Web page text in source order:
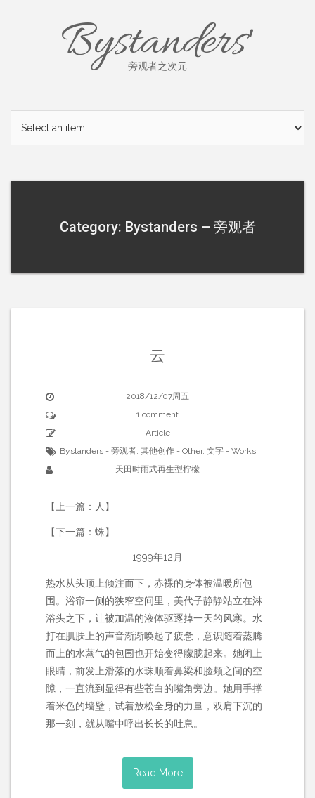
Bystanders'
旁观者之次元
Category: Bystanders – 旁观者
云
2018/12/07周五
1 comment
Article
Bystanders - 旁观者, 其他创作 - Other, 文字 - Works
天田时雨式再生型柠檬
【上一篇：人】
【下一篇：蛛】
1999年12月
热水从头顶上倾注而下，赤裸的身体被温暖所包
围。浴帘一侧的狭窄空间里，美代子静静站立在淋
浴头之下，让被加温的液体驱逐掉一天的风寒。水
打在肌肤上的声音渐渐唤起了疲惫，意识随着蒸腾
而上的水蒸气的包围也开始变得朦胧起来。她闭上
眼睛，前发上滑落的水珠顺着鼻梁和脸颊之间的空
隙，一直流到显得有些苍白的嘴角旁边。她用手撑
着米色的墙壁，试着放松全身的力量，双肩下沉的
那一刻，就从嘴中呼出长长的吐息。
Read More